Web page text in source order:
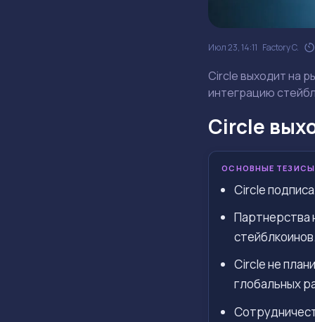
Июл 23, 14:11 Factory C.
Circle выходит на
интеграцию
Circle
ОСНОВНЫЕ ТЕЗИСЫ
Circle
Партнерства
Circle не
глобальных